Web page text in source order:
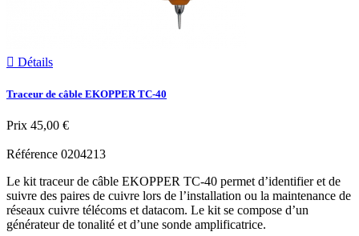
 Détails
Traceur de câble EKOPPER TC-40
Prix 45,00 €
Référence 0204213
Le kit traceur de câble EKOPPER TC-40 permet d’identifier et de
suivre des paires de cuivre lors de l’installation ou la maintenance de
réseaux cuivre télécoms et datacom. Le kit se compose d’un
générateur de tonalité et d’une sonde amplificatrice.